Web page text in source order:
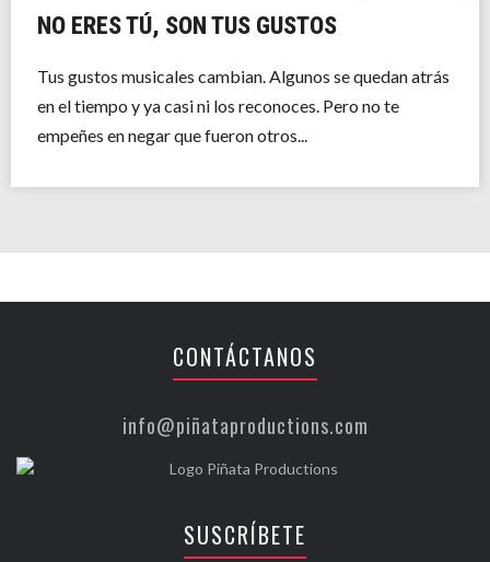
NO ERES TÚ, SON TUS GUSTOS
Tus gustos musicales cambian. Algunos se quedan atrás
en el tiempo y ya casi ni los reconoces. Pero no te
empeñes en negar que fueron otros...
CONTÁCTANOS
info@piñataproductions.com
SUSCRÍBETE